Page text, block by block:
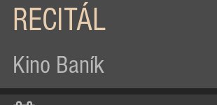
RECITÁL
Kino Baník